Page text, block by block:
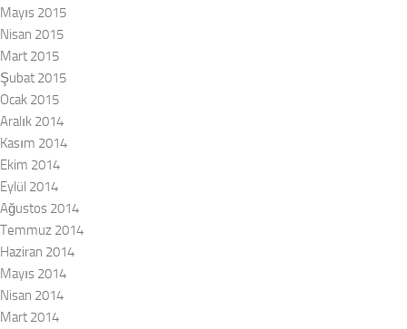
Mayıs 2015
Nisan 2015
Mart 2015
Şubat 2015
Ocak 2015
Aralık 2014
Kasım 2014
Ekim 2014
Eylül 2014
Ağustos 2014
Temmuz 2014
Haziran 2014
Mayıs 2014
Nisan 2014
Mart 2014